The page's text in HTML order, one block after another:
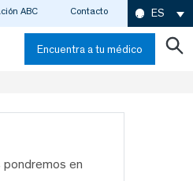
ABC Contacto ES
Encuentra a tu médico
en